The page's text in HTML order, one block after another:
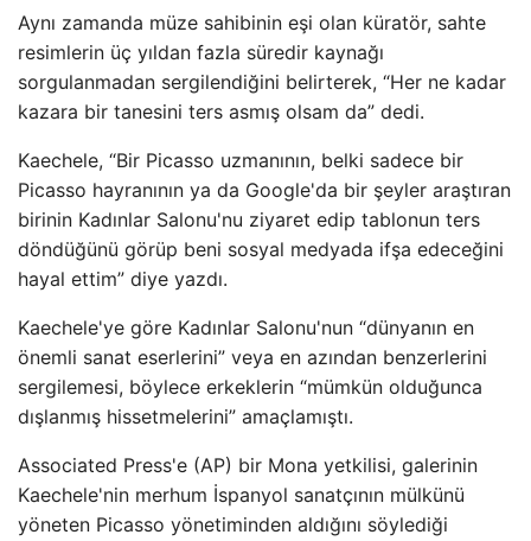
Aynı zamanda müze sahibinin eşi olan küratör, sahte
resimlerin üç yıldan fazla süredir kaynağı
sorgulanmadan sergilendiğini belirterek, “Her ne kadar
kazara bir tanesini ters asmış olsam da” dedi.
Kaechele, “Bir Picasso uzmanının, belki sadece bir
Picasso hayranının ya da Google'da bir şeyler araştıran
birinin Kadınlar Salonu'nu ziyaret edip tablonun ters
döndüğünü görüp beni sosyal medyada ifşa edeceğini
hayal ettim” diye yazdı.
Kaechele'ye göre Kadınlar Salonu'nun “dünyanın en
önemli sanat eserlerini” veya en azından benzerlerini
sergilemesi, böylece erkeklerin “mümkün olduğunca
dışlanmış hissetmelerini” amaçlamıştı.
Associated Press'e (AP) bir Mona yetkilisi, galerinin
Kaechele'nin merhum İspanyol sanatçının mülkünü
yöneten Picasso yönetiminden aldığını söylediği